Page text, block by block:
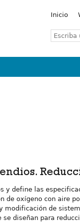
Inicio
y define las
de oxígeno con aire
modificación de
diseñan para